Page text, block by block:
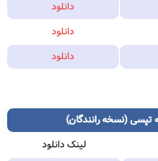
دانلود
دانلود
دانلود
تپسی (نسخه رانندگان)
لینک دانلود